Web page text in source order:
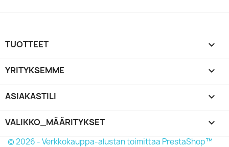
TUOTTEET 
YRITYKSEMME 
ASIAKASTILI 
VALIKKO_MÄÄRITYKSET keyboard_arrow_down
© 2026 - Verkkokauppa-alustan toimittaa PrestaShop™